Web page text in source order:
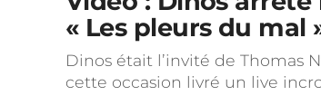
« Les pleurs du mal
Dinos était l’invité de Thomas
cette occasion livré un live